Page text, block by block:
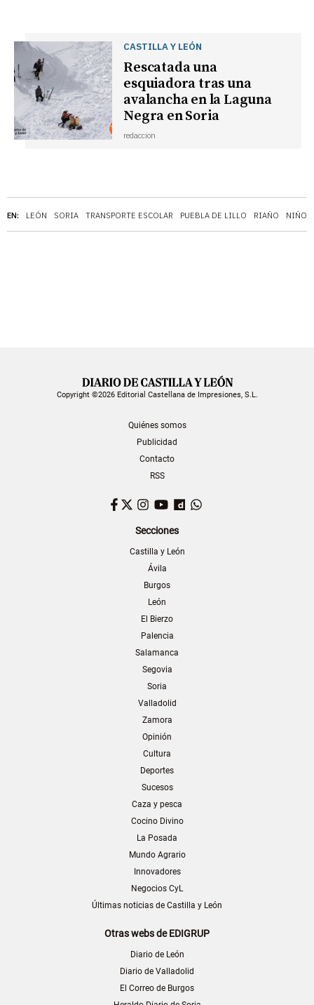
EN: LEÓN SORIA TRANSPORTE ESCOLAR PUEBLA DE LILLO RIAÑO NIÑOS
CASTILLA Y LEÓN
Rescatada una
esquiadora tras una
avalancha en la Laguna
Negra en Soria
redaccion
Copyright ©2026 Editorial Castellana de Impresiones, S.L.
Quiénes somos
Publicidad
Contacto
RSS
Facebook
TwitterInstagram
YouTubeDailymotion
Secciones
Castilla y León
Ávila
Burgos
León
El Bierzo
Palencia
Salamanca
Segovia
Soria
Valladolid
Zamora
Opinión
Cultura
Deportes
Sucesos
Caza y pesca
Cocino Divino
La Posada
Mundo Agrario
Innovadores
Negocios CyL
Últimas noticias de Castilla y León
Otras webs de EDIGRUP
Diario de León
Diario de Valladolid
El Correo de Burgos